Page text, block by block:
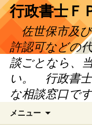
コ
ン
テ
ツ
ッ
行政書士Ｆ
佐世保市及
許認可などの
談ごとなら、
い。 行政書
な相談窓口です
メニュー